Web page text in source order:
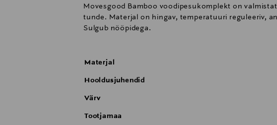
Movesgood Bamboo voodipesukomplekt on
tunde. Materjal on hingav, temperatuuri reguleeriv,
Sulgub nööpidega.
Materjal
Hooldusjuhendid
Värv
Tootjamaa